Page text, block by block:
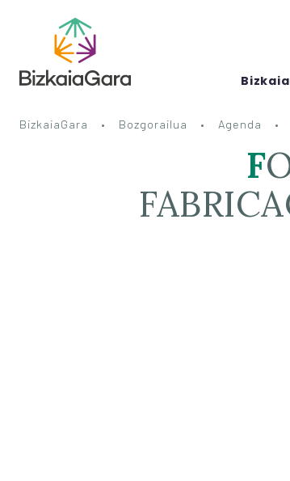
BizkaiaGara Bozgorailua Agenda
FORMACIÓN + BOLSA DE EMPLEO